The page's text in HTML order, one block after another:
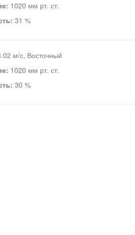
1020 мм рт. ст.
31 %
м/с, Восточный
1020 мм рт. ст.
30 %